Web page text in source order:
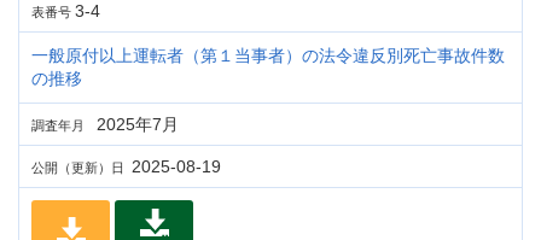
表番号 3-4
一般原付以上運転者（第１当事者）の法令違反別死亡事故件数
の推移
調査年月 2025年7月
公開（更新）日 2025-08-19